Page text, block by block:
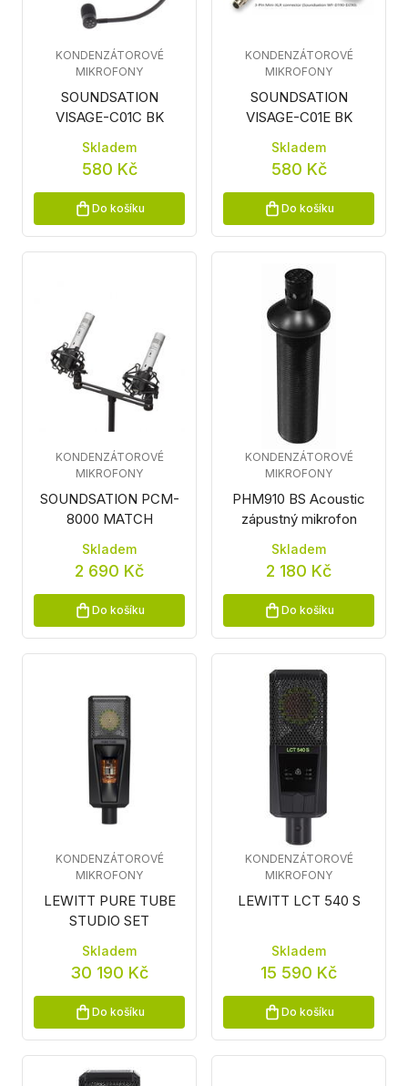
SOUNDSATION
VISAGE-C01C BK
KONDENZÁTOROVÉ
MIKROFONY
Skladem
580 Kč
Do košíku
SOUNDSATION
VISAGE-C01E BK
KONDENZÁTOROVÉ
MIKROFONY
Skladem
580 Kč
Do košíku
SOUNDSATION PCM-
8000 MATCH
KONDENZÁTOROVÉ
MIKROFONY
Skladem
2 690 Kč
Do košíku
PHM910 BS Acoustic
zápustný mikrofon
KONDENZÁTOROVÉ
MIKROFONY
Skladem
2 180 Kč
Do košíku
LEWITT PURE TUBE
STUDIO SET
KONDENZÁTOROVÉ
MIKROFONY
Skladem
30 190 Kč
Do košíku
LEWITT LCT 540 S
KONDENZÁTOROVÉ
MIKROFONY
Skladem
15 590 Kč
Do košíku